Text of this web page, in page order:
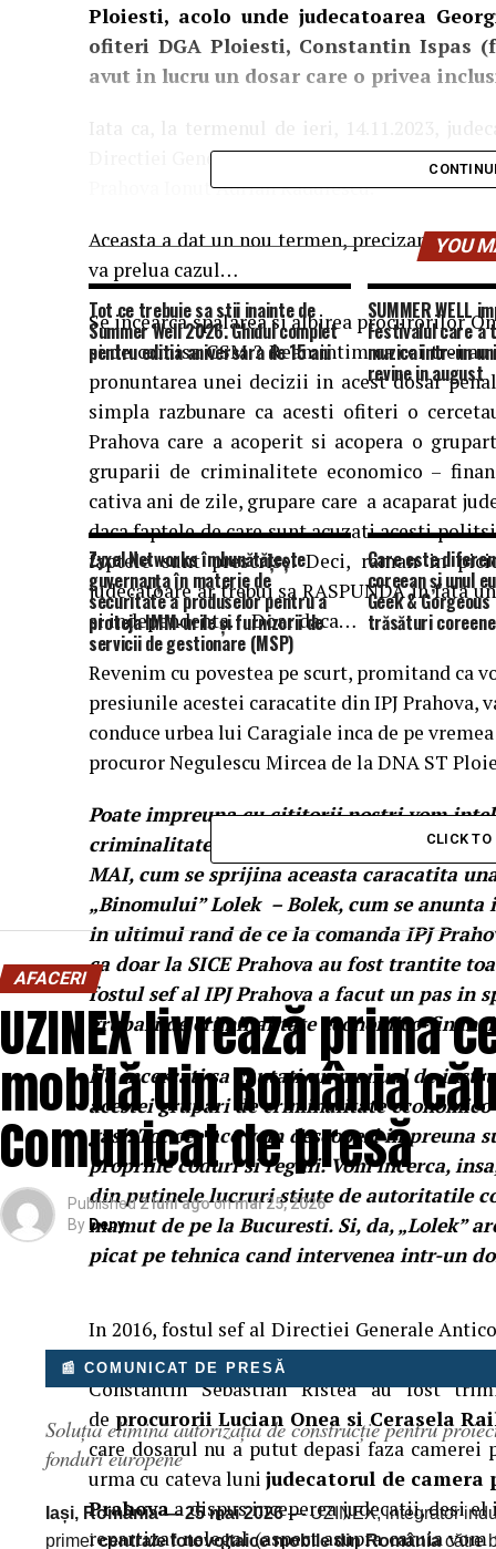
Ploiesti, acolo unde judecatoarea
ofiteri DGA Ploiesti, Constantin Ispas
avut in lucru un dosar care o privea
Directiei Generale Anticoruptie (DGA)
Prahova Ionut Adrian Radulescu.
Aceasta a dat un nou termen, precizand ca
va prelua cazul…
Se incearca spalarea si albirea procurorilor
si de comisa CSM.? Reamintim ca cei trei
pronuntarea unei decizii in acest dosar
simpla razbunare ca acesti ofiteri o
Prahova care a acoperit si acopera o
gruparii de criminalitete economico –
cativa ani de zile, grupare care a acaparat
daca faptele de care sunt acuzati acesti
faptele sunt prescrise. Deci, raman in
judecatoare ar trebui sa RASPUNDA in fata
si independenta….Doar daca…
Revenim cu povestea pe scurt, promitand ca
presiunile acestei caracatite din IPJ Prahova,
conduce urbea lui Caragiale inca de pe
procuror Negulescu Mircea de la DNA ST
Poate impreuna cu cititorii nostri vom
criminalitate economico-finaciar
MAI, cum se sprijina aceasta caracatita
„Binomului” Lolek – Bolek, cum se
in ultimul rand de ce la comanda IPJ
ca doar la SICE Prahova au fost trantite
fostul sef al IPJ Prahova a facut un pas in
grupari de criminalitate economico-
Nu incercati sa cautati un manual de
acestei grupari de criminalitate
gasi. Tot cee ace vom descoperi
propriile coduri si reguli. Vom incerca,
din putinele lucruri stiute de autoritatile
mamut de pe la Bucuresti. Si, da, „Lolek”
picat pe tehnica cand intervenea intr-un
In 2016, fostul sef al Directiei Generale
ofiter DGA Prahova Ionut Adrian
Constantin Sebastian Ristea au fost
de procurorii Lucian Onea si Cerasela
care dosarul nu a putut depasi faza
urma cu cateva lunijudecatorul de
Prahovaa dispus inceperea judecatii, desi
repartizat nelegal (aspect asupra caruia
YOU
Tot ce trebuie sa stii inainte de
Summer Well 2026. Ghidul complet
pentru editia aniversara de 15 ani
SUMMER WELL
Festivalul care
muzica intr-un
revine in august
Zyxel Networks îmbunătățește
guvernanța în materie de
securitate a produselor pentru a
proteja IMM-urile și furnizorii de
servicii de gestionare (MSP)
Care este
coreean și unul
Geek &
trăsături coreene
CLICK
AFACERI
UZINEX livrează prima
mobilă din România
Comunicat de presă
Published2 luni agoonmai 25, 2026
By Deny
📰 COMUNICAT DE PRESĂ
Soluția elimină autorizația de construcție pentru
fonduri europene
Iași, România — 25 mai 2026— UZINEX, integrator
primeicentrale fotovoltaice mobile din Româniacătre